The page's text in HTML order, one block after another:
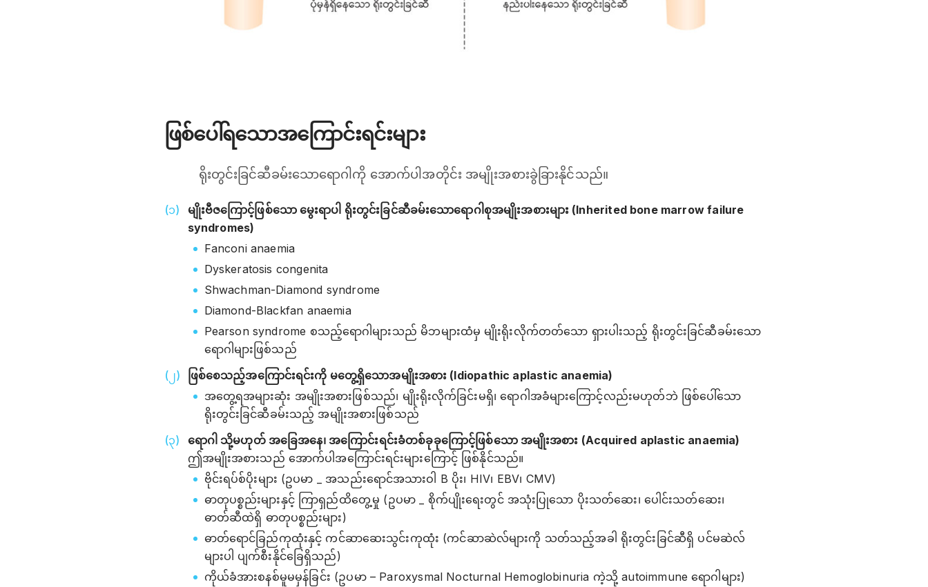
ဖြစ်ပေါ်ရသောအကြောင်းရင်းများ
ရိုးတွင်းခြင်ဆီခမ်းသောရောဂါကို အောက်ပါအတိုင်း အမျိုးအစားခွဲခြားနိုင်သည်။
မျိုးဗီဇကြောင့်ဖြစ်သော မွေးရာပါ ရိုးတွင်းခြင်ဆီခမ်းသောရောဂါစုအမျိုးအစားများ (Inherited bone marrow failure
syndromes)
Fanconi anaemia
Dyskeratosis congenita
Shwachman-Diamond syndrome
Diamond-Blackfan anaemia
Pearson syndrome စသည့်ရောဂါများသည် မိဘများထံမှ မျိုးရိုးလိုက်တတ်သော ရှားပါးသည့် ရိုးတွင်းခြင်ဆီခမ်းသော
ရောဂါများဖြစ်သည်
ဖြစ်စေသည့်အကြောင်းရင်းကို မတွေ့ရှိသောအမျိုးအစား (Idiopathic aplastic anaemia)
အတွေ့ရအများဆုံး အမျိုးအစားဖြစ်သည်၊ မျိုးရိုးလိုက်ခြင်းမရှိ၊ ရောဂါအခံများကြောင့်လည်းမဟုတ်ဘဲ ဖြစ်ပေါ်သော
ရိုးတွင်းခြင်ဆီခမ်းသည့် အမျိုးအစားဖြစ်သည်
ရောဂါ သို့မဟုတ် အခြေအနေ၊ အကြောင်းရင်းခံတစ်ခုခုကြောင့်ဖြစ်သော အမျိုးအစား (Acquired aplastic anaemia)
ဤအမျိုးအစားသည် အောက်ပါအကြောင်းရင်းများကြောင့် ဖြစ်နိုင်သည်။
ဗိုင်းရပ်စ်ပိုးများ (ဥပမာ _ အသည်းရောင်အသားဝါ B ပိုး၊ HIV၊ EBV၊ CMV)
ဓာတုပစ္စည်းများနှင့် ကြာရှည်ထိတွေ့မှု (ဥပမာ _ စိုက်ပျိုးရေးတွင် အသုံးပြုသော ပိုးသတ်ဆေး၊ ပေါင်းသတ်ဆေး၊
ဓာတ်ဆီထဲရှိ ဓာတုပစ္စည်းများ)
ဓာတ်ရောင်ခြည်ကုထုံးနှင့် ကင်ဆာဆေးသွင်းကုထုံး (ကင်ဆာဆဲလ်များကို သတ်သည့်အခါ ရိုးတွင်းခြင်ဆီရှိ ပင်မဆဲလ်
များပါ ပျက်စီးနိုင်ခြေရှိသည်)
ကိုယ်ခံအားစနစ်မူမမှန်ခြင်း (ဥပမာ – Paroxysmal Nocturnal Hemoglobinuria ကဲ့သို့ autoimmune ရောဂါများ)